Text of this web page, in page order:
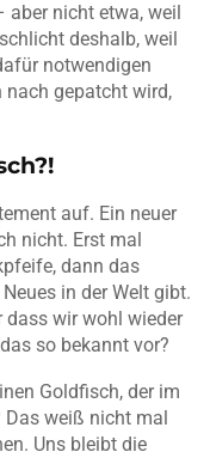
nicht etwa, weil
deshalb, weil
notwendigen
nach gepatcht wird,
auf. Ein neuer
nicht. Erst mal
dann das
in der Welt gibt.
dass wir wohl wieder
so bekannt vor?
Goldfisch, der im
weiß nicht mal
Uns bleibt die